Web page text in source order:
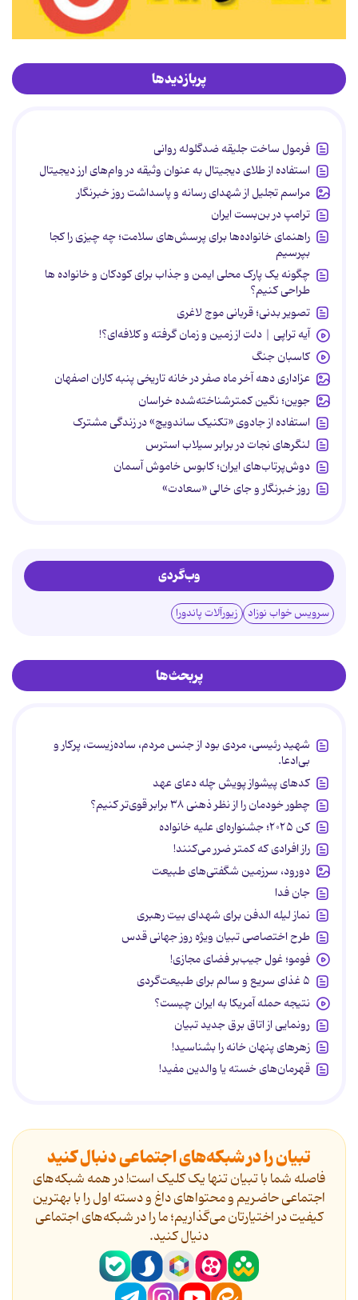
پربازدیدها
فرمول ساخت جلیقه ضدگلوله روانی
استفاده از طلای دیجیتال به عنوان وثیقه در وام‌های ارز دیجیتال
مراسم تجلیل از شهدای رسانه و پاسداشت روز خبرنگار
ترامپ در بن‌بست ایران
راهنمای خانواده‌ها برای پرسش‌های سلامت؛ چه چیزی را کجا
بپرسیم
چگونه یک پارک محلی ایمن و جذاب برای کودکان و خانواده ها
طراحی کنیم؟
تصویر بدنی؛ قربانی موج لاغری
آیه تراپی | دلت از زمین و زمان گرفته و کلافه‌ای؟!
کاسبان جنگ
عزاداری دهه آخر ماه صفر در خانه تاریخی پنبه کاران اصفهان
جوین؛ نگین کمترشناخته‌شده خراسان
استفاده از جادوی «تکنیک ساندویچ» در زندگی مشترک
لنگرهای نجات در برابر سیلاب استرس
دوش‌پرتاب‌های ایران؛ کابوس خاموش آسمان
روز خبرنگار و جای خالی «سعادت»
وب‌گردی
سرویس خواب نوزاد زیورآلات پاندورا
پربحث‌ها
شهید رئیسی، مردی بود از جنس مردم، ساده‌زیست، پرکار و
بی‌ادعا.
کدهای پیشواز پویش چله دعای عهد
چطور خودمان را از نظر ذهنی ۳۸ برابر قوی‌تر کنیم؟
کن ۲۰۲۵؛ جشنواره‌ای علیه خانواده
راز افرادی که کمتر ضرر می‌کنند!
دورود، سرزمین شگفتی‌های طبیعت
جان فدا
نماز لیله الدفن برای شهدای بیت رهبری
طرح اختصاصی تبیان ویژه روز جهانی قدس
فومو؛ غول جیب‌بر فضای مجازی!
۵ غذای سریع و سالم برای طبیعت‌گردی
نتیجه حمله آمریکا به ایران چیست؟
رونمایی از اتاق برق جدید تبیان
زهرهای پنهان خانه را بشناسید!
قهرمان‌های خسته یا والدین مفید!
تبیان را در شبکه‌های اجتماعی دنبال کنید
فاصله شما با تبیان تنها یک کلیک است! در همه شبکه‌های
اجتماعی حاضریم و محتواهای داغ و دسته اول را با بهترین
کیفیت در اختیارتان می‌گذاریم؛ ما را در شبکه‌های اجتماعی
دنیال کنید.